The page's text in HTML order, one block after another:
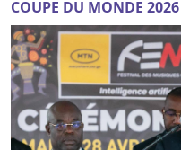
COUPE DU MONDE